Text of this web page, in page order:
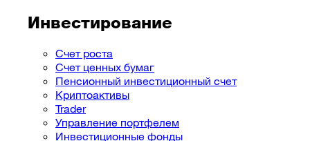
Инвестирование
Счет роста
Счет ценных бумаг
Пенсионный инвестиционный счет
Криптоактивы
Trader
Управление портфелем
Инвестиционные фонды